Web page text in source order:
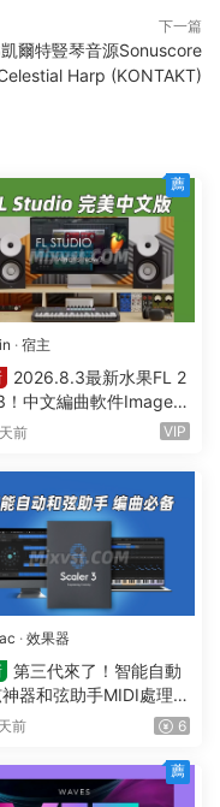
下一篇
爾特豎琴音源Sonuscore
Harp (KONTAKT)
· 宿主
2026.8.3最新水果FL 2
！中文編曲軟件Image-L
FL Studio Producer Edi
WIN
前 VIP
薦
· 效果器
第三代來了！智能自動
器和弦助手MIDI處理Pl
Boutique – Scaler 3 v3.
前 6
薦